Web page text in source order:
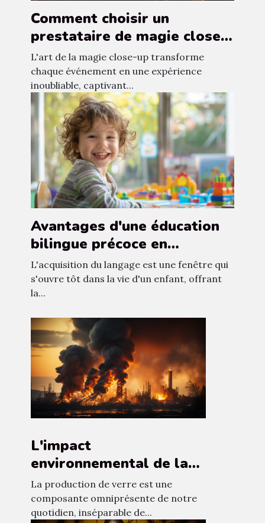
Comment choisir un
prestataire de magie close-
up pour vos événements
L'art de la magie close-up transforme
chaque événement en une expérience
inoubliable, captivant...
Avantages d'une éducation
bilingue précoce en
maternelle privée
L'acquisition du langage est une fenêtre qui
s'ouvre tôt dans la vie d'un enfant, offrant
la...
L'impact
environnemental de la
production de verre et
les alternatives
durables
La production de verre est une
composante omniprésente de notre
quotidien, inséparable de...